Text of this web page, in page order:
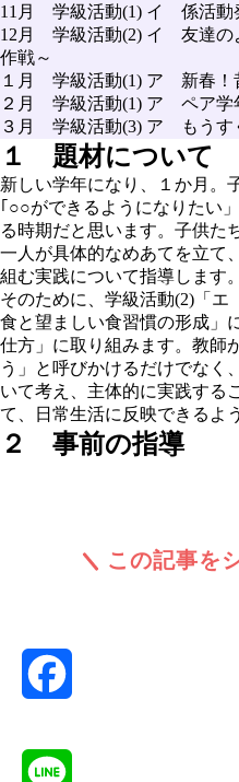
11月 学級活動(1) イ 係活動
12月 学級活動(2) イ 友達の
作戦～
１月 学級活動(1) ア 新春！
２月 学級活動(1) ア ペア学
３月 学級活動(3) ア もうす
１ 題材について
新しい学年になり、１か月。
｢○○ができるようになりたい
る時期だと思います。子供た
一人が具体的なめあてを立て
組む実践について指導します。
そのために、学級活動(2)「
食と望ましい食習慣の形成」
仕方」に取り組みます。教師
う」と呼びかけるだけでなく
いて考え、主体的に実践する
て、日常生活に反映できるよ
２ 事前の指導
この記事を